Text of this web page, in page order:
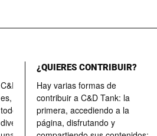
C&D Tank
es, ante
todo, un
divertimento,
¿QUIERES CONTRIBUIR?
Hay varias formas de
contribuir a C&D Tank: la
primera, accediendo a la
página, disfrutando y